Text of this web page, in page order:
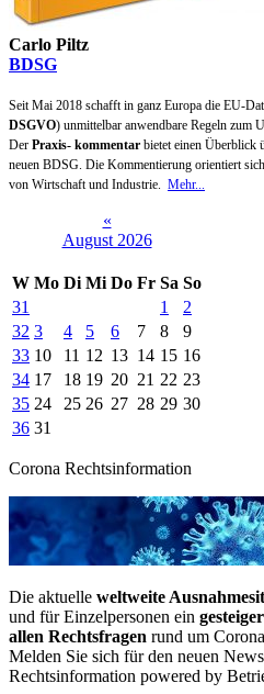
Carlo Piltz
BDSG
Seit Mai 2018 schafft in ganz Europa die EU-
DSGVO) unmittelbar anwendbare Regeln zum
Der Praxis- kommentar bietet einen Überblick
neuen BDSG. Die Kommentierung orientiert
von Wirtschaft und Industrie. Mehr...
«
August 2026
W Mo Di Mi Do Fr Sa So
31
1
2
32 3 4 5 6 7 8
9
33 10 11 12 13 14 15 16
34 17 18 19 20 21 22 23
35 24 25 26 27 28 29 30
36 31
Corona Rechtsinformation
Die aktuelle weltweite
und für Einzelpersonen ein
allen Rechtsfragen rund um
Melden Sie sich für den neuen
Rechtsinformation powered by